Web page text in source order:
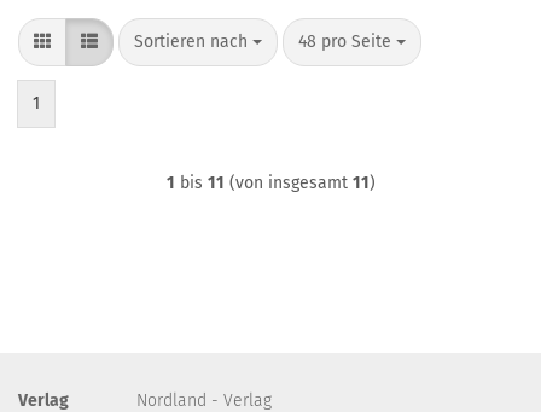
Sortieren nach
Sortieren nach 48 pro Seite
pro Seite
1
1 bis 11 (von insgesamt 11)
Verlag
Nordland - Verlag